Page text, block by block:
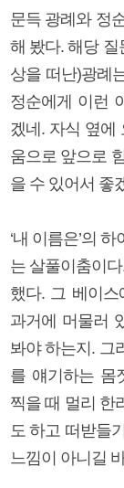
문득 광례와 정
해 봤다. 해당 질
상을 떠난)광례
정순에게 이런
겠네. 자식 옆에
움으로 앞으로
을 수 있어서 좋
‘내 이름은’의
는 살풀이춤이
했다. 그 베이
과거에 머물러
봐야 하는지. 그
를 얘기하는 몸
찍을 때 멀리 한
도 하고 떠받들
느낌이 아니길